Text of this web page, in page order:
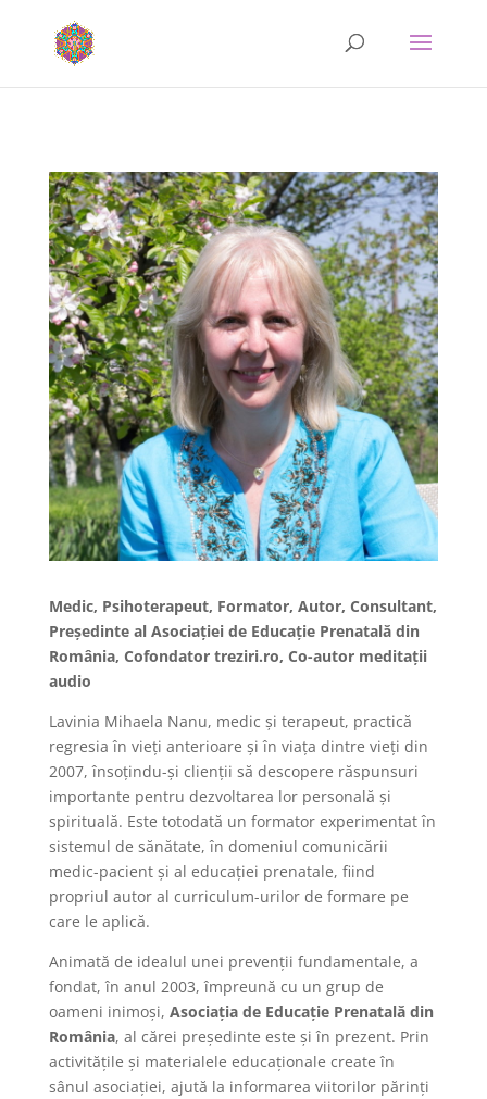
Medic, Psihoterapeut, Formator, Autor, Consultant,
Președinte al Asociației de Educație Prenatală din
România, Cofondator treziri.ro, Co-autor meditații
audio
Lavinia Mihaela Nanu, medic și terapeut, practică
regresia în vieți anterioare și în viața dintre vieți din
2007, însoțindu-și clienții să descopere răspunsuri
importante pentru dezvoltarea lor personală și
spirituală. Este totodată un formator experimentat în
sistemul de sănătate, în domeniul comunicării
medic-pacient și al educației prenatale, fiind
propriul autor al curriculum-urilor de formare pe
care le aplică.
Animată de idealul unei prevenții fundamentale, a
fondat, în anul 2003, împreună cu un grup de
oameni inimoși, Asociația de Educație Prenatală din
România, al cărei președinte este și în prezent. Prin
activitățile și materialele educaționale create în
sânul asociației, ajută la informarea viitorilor părinți